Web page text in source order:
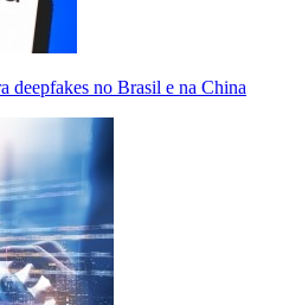
deepfakes no Brasil e na China